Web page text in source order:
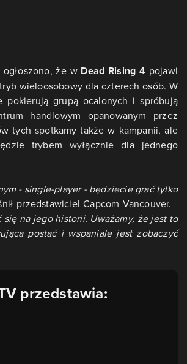
ogłoszono, że w Dead Rising 4 pojawi
wieloosobowy dla czterech osób. W
pokierują grupą ocalonych i spróbują
handlowym opanowanym przez
tych spotkamy także w kampanii, ale
trybem wyłącznie dla jednego
- single-player - będziecie grać tylko
przedstawiciel Capcom Vancouver. -
się na jego historii. Uważamy, że jest to
postać i wspaniale jest zobaczyć
przedstawia: